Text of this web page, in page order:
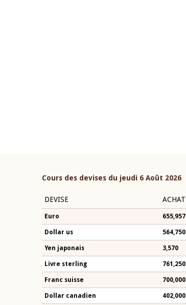
Cours des devises du jeudi 6 Août 2026
DEVISE ACHAT
Euro 655,957
Dollar us 564,750
Yen japonais 3,570
Livre sterling 761,250
Franc suisse 700,000
Dollar canadien 402,000